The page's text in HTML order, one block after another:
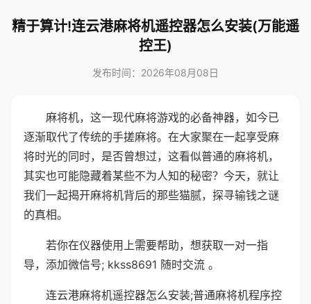
精于算计!连云港麻将机遥控器怎么安装(万能遥
控王)
发布时间：2026年08月08日
麻将机，这一现代麻将游戏的必备神器，如今已
逐渐取代了传统的手搓麻将。在大家聚在一起享受麻
将时光的同时，是否曾想过，这看似普通的麻将机，
其实也可能隐藏着某些不为人知的秘密？今天，就让
我们一起揭开麻将机背后的那些猫腻，探寻输钱之谜
的真相。
若你在仪器使用上需要帮助，想获取一对一指
导，添加微信号; kkss8691 随时交流 。
连云港麻将机遥控器怎么安装;普通麻将机程序控